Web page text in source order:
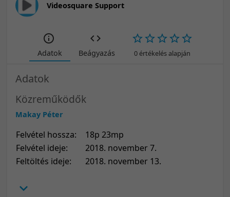
Videosquare Support
Adatok Beágyazás 0 értékelés alapján
Adatok
Közreműködők
Makay Péter
Felvétel hossza:
18p 23mp
Felvétel ideje:
2018. november 7.
Feltöltés ideje:
2018. november 13.